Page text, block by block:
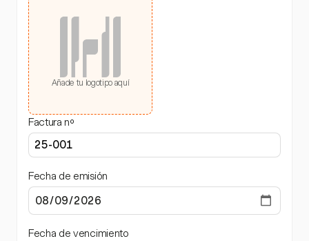
Añade tu logotipo aquí
Factura nº
Fecha de emisión
Fecha de vencimiento